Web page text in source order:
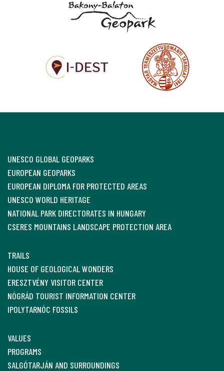
UNESCO GLOBAL GEOPARKS
EUROPEAN GEOPARKS
EUROPEAN DIPLOMA FOR PROTECTED AREAS
UNESCO WORLD HERITAGE
NATIONAL PARK DIRECTORATES IN HUNGARY
CSERES MOUNTAINS LANDSCAPE PROTECTION AREA
TRAILS
HOUSE OF GEOLOGICAL WONDERS
ERESZTVÉNY VISITOR CENTER
NÓGRÁD TOURIST INFORMATION CENTER
IPOLYTARNÓC FOSSILS
VALUES
PROGRAMS
SALGÓTARJÁN AND SURROUNDINGS